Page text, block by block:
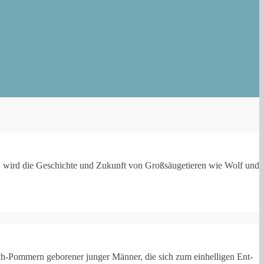
die Geschich­te und Zukunft von Groß­säu­ge­tie­ren wie Wolf und
gebo­re­ner jun­ger Män­ner, die sich zum ein­hel­li­gen Ent­